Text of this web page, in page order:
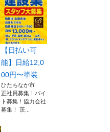
【日払い可
能】日給12,0
00円〜塗装...
ひたちなか市
正社員募集！バイ
ト募集！協力会社
募集！ 茨...